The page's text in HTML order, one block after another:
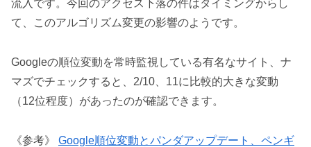
流入です。今回のアクセス下落の件はタイミングからし
て、このアルゴリズム変更の影響のようです。
Googleの順位変動を常時監視している有名なサイト、ナ
マズでチェックすると、2/10、11に比較的大きな変動
（12位程度）があったのが確認できます。
《参考》 Google順位変動とパンダアップデート、ペンギ